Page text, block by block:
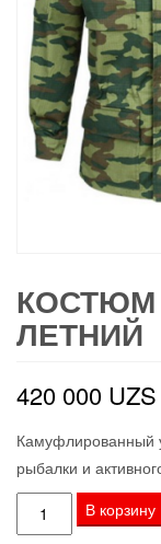
ЛЕТНИЙ
420 000 UZS
Камуфлированный
рыбалки и
Количество
товара
В корзину